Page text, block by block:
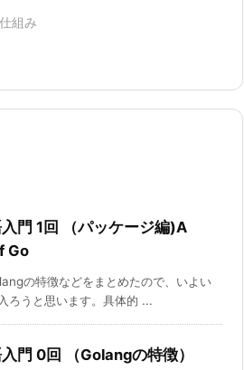
組み
門 1回 （パッケージ編)A
Go
の特徴などをまとめたので、いよい
ろうと思います。具体的 ...
門 0回 （Golangの特徴）